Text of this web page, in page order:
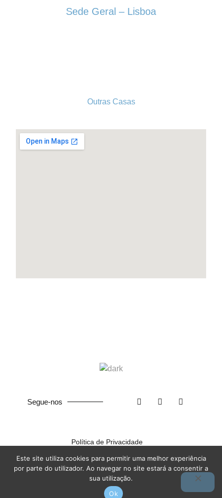
Sede Geral – Lisboa
Outras Casas
Segue-nos
Política de Privacidade
©2026ISCF. Feito com ❤ naTerra das Ideias
Este site utiliza cookies para permitir uma melhor experiência
por parte do utilizador. Ao navegar no site estará a consentir a
sua utilização.
Ok